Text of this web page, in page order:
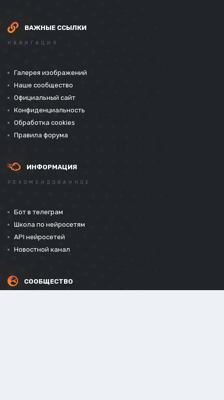
ВАЖНЫЕ ССЫЛКИ
НАВИГАЦИЯ
Галерея изображений
Наше сообщество
Официальный сайт
Конфиденциальность
Обработка cookies
Правила форума
ИНФОРМАЦИЯ
РЕКОМЕНДОВАННОЕ
Бот в телеграм
Школа по нейросетям
API нейросетей
Новостной канал
СООБЩЕСТВО